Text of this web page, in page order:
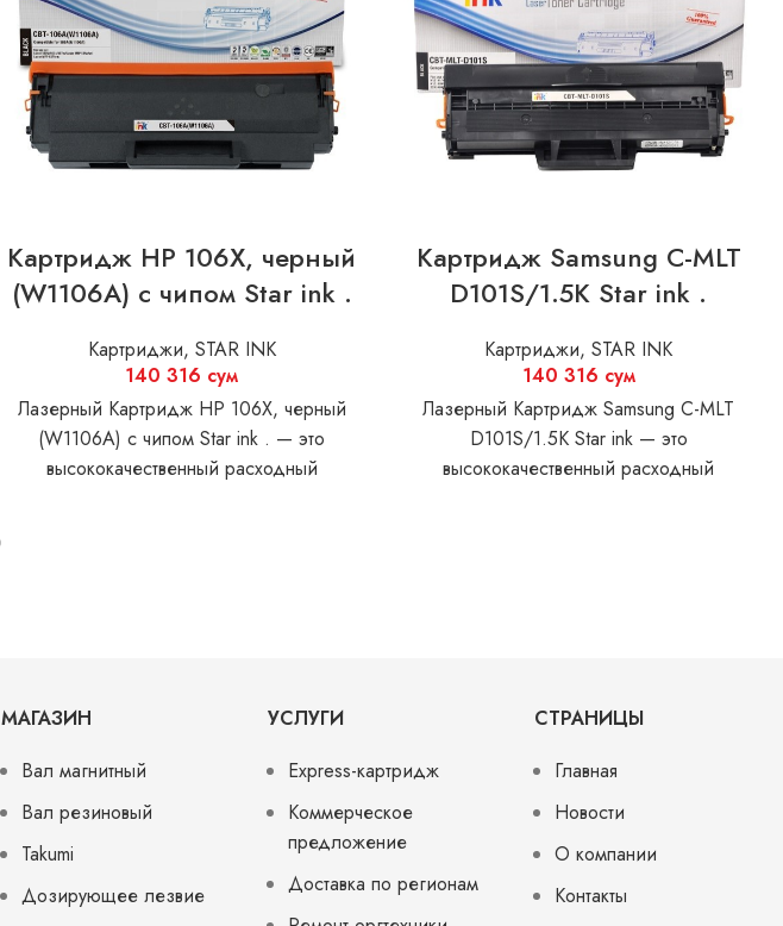
Картридж HP 106X, черный
(W1106A) с чипом Star ink .
Картриджи, STAR INK
140 316 сум
Лазерный Картридж HP 106X, черный
(W1106A) с чипом Star ink . — это
высококачественный расходный
Картридж Samsung C-MLT
D101S/1.5K Star ink .
Картриджи,STAR INK
140 316 сум
Лазерный Картридж Samsung C-MLT
D101S/1.5K Star ink — это
высококачественный расходный
МАГАЗИН
Вал магнитный
Вал резиновый
Takumi
Дозирующее лезвие
УСЛУГИ
Express-картридж
Коммерческое
предложение
Доставка по регионам
СТРАНИЦЫ
Главная
Новости
О компании
Контакты